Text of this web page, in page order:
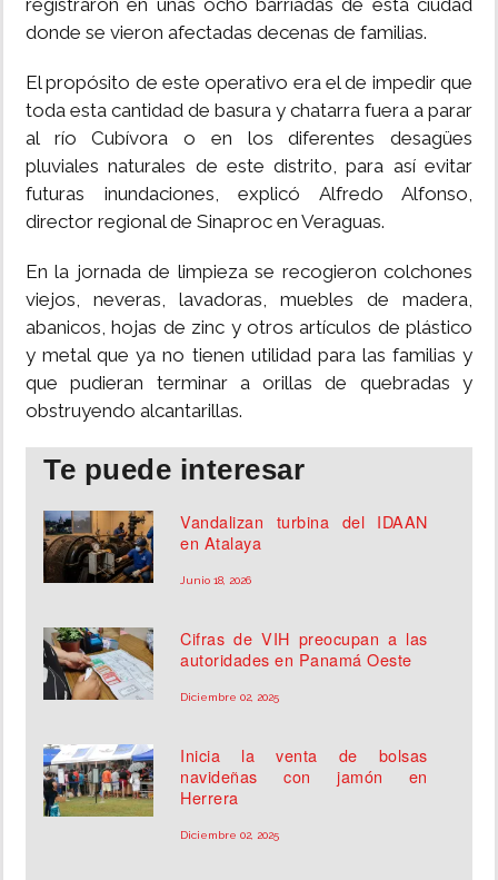
registraron en unas ocho barriadas de esta ciudad
donde se vieron afectadas decenas de familias.
El propósito de este operativo era el de impedir que
toda esta cantidad de basura y chatarra fuera a parar
al río Cubívora o en los diferentes desagües
pluviales naturales de este distrito, para así evitar
futuras inundaciones, explicó Alfredo Alfonso,
director regional de Sinaproc en Veraguas.
En la jornada de limpieza se recogieron colchones
viejos, neveras, lavadoras, muebles de madera,
abanicos, hojas de zinc y otros artículos de plástico
y metal que ya no tienen utilidad para las familias y
que pudieran terminar a orillas de quebradas y
obstruyendo alcantarillas.
Te puede interesar
Vandalizan turbina del IDAAN
en Atalaya
Junio 18, 2026
Cifras de VIH preocupan a las
autoridades en Panamá Oeste
Diciembre 02, 2025
Inicia la venta de bolsas
navideñas con jamón en
Herrera
Diciembre 02, 2025